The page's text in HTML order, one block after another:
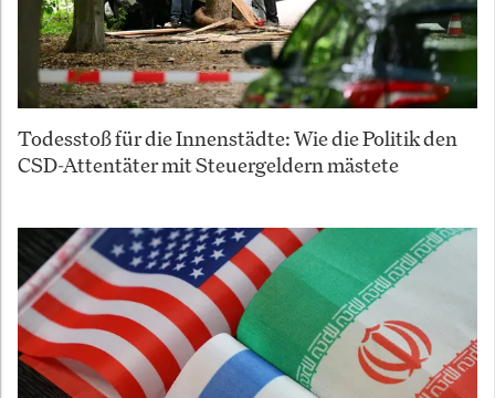
Todesstoß für die Innenstädte: Wie die Politik den
CSD-Attentäter mit Steuergeldern mästete